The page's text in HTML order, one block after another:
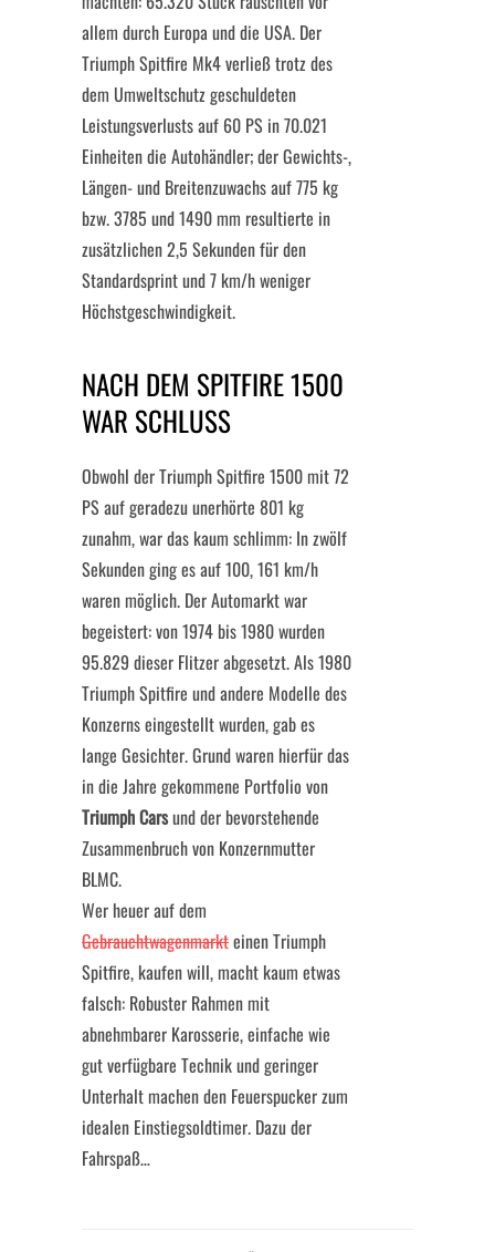
allem durch Europa und die USA. Der
Triumph Spitfire Mk4 verließ trotz des
dem Umweltschutz geschuldeten
Leistungsverlusts auf 60 PS in 70.021
Einheiten die Autohändler; der Gewichts-,
Längen- und Breitenzuwachs auf 775 kg
bzw. 3785 und 1490 mm resultierte in
zusätzlichen 2,5 Sekunden für den
Standardsprint und 7 km/h weniger
Höchstgeschwindigkeit.
NACH DEM SPITFIRE 1500
WAR SCHLUSS
Obwohl der Triumph Spitfire 1500 mit 72
PS auf geradezu unerhörte 801 kg
zunahm, war das kaum schlimm: In zwölf
Sekunden ging es auf 100, 161 km/h
waren möglich. Der Automarkt war
begeistert: von 1974 bis 1980 wurden
95.829 dieser Flitzer abgesetzt. Als 1980
Triumph Spitfire und andere Modelle des
Konzerns eingestellt wurden, gab es
lange Gesichter. Grund waren hierfür das
in die Jahre gekommene Portfolio von
Triumph Carsund der bevorstehende
Zusammenbruch von Konzernmutter
BLMC.
Wer heuer auf dem
Gebrauchtwagenmarkteinen Triumph
Spitfire, kaufen will, macht kaum etwas
falsch: Robuster Rahmen mit
abnehmbarer Karosserie, einfache wie
gut verfügbare Technik und geringer
Unterhalt machen den Feuerspucker zum
idealen Einstiegsoldtimer. Dazu der
Fahrspaß…